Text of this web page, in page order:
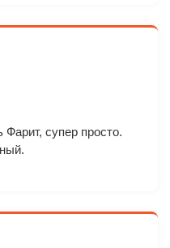
супер просто.